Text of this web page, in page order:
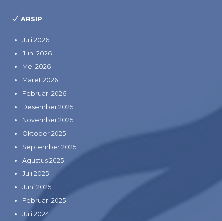
ARSIP
Juli 2026
Juni 2026
Mei 2026
Maret 2026
Februari 2026
Desember 2025
November 2025
Oktober 2025
September 2025
Agustus 2025
Juli 2025
Juni 2025
Februari 2025
Juli 2024